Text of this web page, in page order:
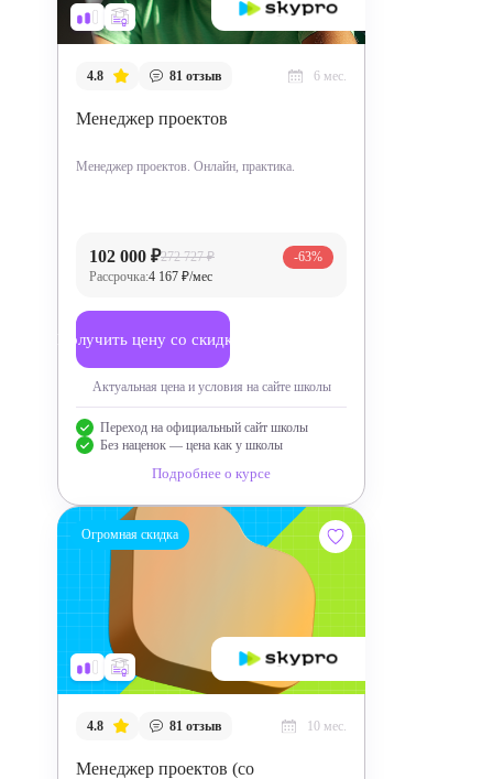
4.8 81 отзыв 6 мес.
Менеджер проектов
Менеджер проектов. Онлайн, практика.
102 000 ₽272 727 ₽
Рассрочка:4 167 ₽/мес
-63%
Получить цену со скидкой
Актуальная цена и условия на сайте школы
Переход на официальный сайт школы
Без наценок — цена как у школы
Подробнее о курсе
Огромная скидка
4.8 81 отзыв 10 мес.
Менеджер проектов (со